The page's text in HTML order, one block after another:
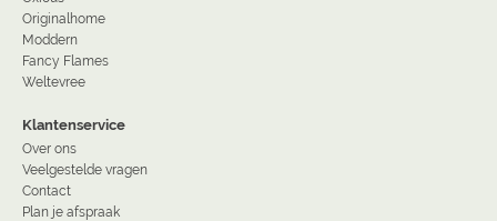
Originalhome
Moddern
Fancy Flames
Weltevree
Klantenservice
Over ons
Veelgestelde vragen
Contact
Plan je afspraak